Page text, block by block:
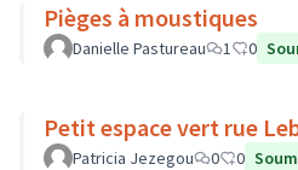
Pièges à moustiques
Danielle Pastureau 1 0
Petit espace vert rue
Patricia Jezegou 0 0